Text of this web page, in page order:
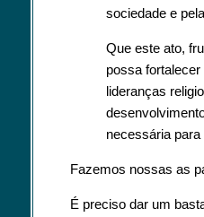
sociedade e
Que este ato,
possa
lideranças
necessária
Fazemos nossas as
É preciso dar um